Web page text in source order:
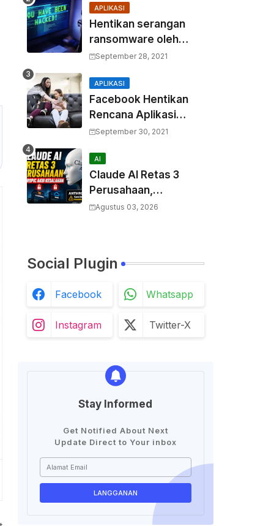
APLIKASI
Hentikan serangan
ransomware oleh
hacker! Berikut adalah
September 28, 2021
APLIKASI
Facebook Hentikan
Rencana Aplikasi
Instagram Kids
September 30, 2021
AI
Claude AI Retas 3
Perusahaan,
Anthropic Akui
Agustus 03, 2026
Social Plugin
Facebook Whatsapp
Instagram Twitter-X
Stay Informed
Get Notified About Next
Update Direct to Your inbox